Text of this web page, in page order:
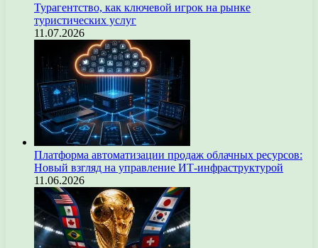
Турагентство, как ключевой игрок на рынке
туристических услуг
11.07.2026
Платформа автоматизации продаж облачных ресурсов:
Новый взгляд на управление ИТ-инфраструктурой
11.06.2026